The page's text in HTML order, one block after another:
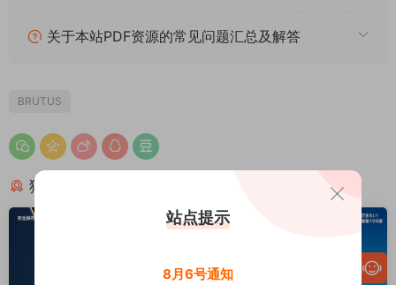
关于本站PDF资源的常见问题汇总及解答
BRUTUS
猜你喜欢
站点提示
8月6号通知